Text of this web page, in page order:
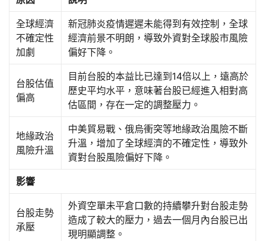
全球經濟
不確定性
加劇
新冠肺炎疫情遲遲未能得到有效控制，全球
經濟前景不明朗，導致外資對全球股市風險
偏好下降。
台股估值
偏高
目前台股的本益比已達到14倍以上，遠高於
歷史平均水平，意味著台股已經進入相對高
估區間，存在一定的調整壓力。
地緣政治
風險升溫
中美貿易戰、俄烏衝突等地緣政治風險不斷
升溫，增加了全球經濟的不確定性，導致外
資對台股風險偏好下降。
影響
台股走勢
承壓
外資空單未平倉口數的持續攀升對台股走勢
造成了較大的壓力，過去一個月內台股已出
現明顯調整。